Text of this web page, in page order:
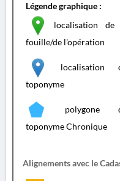
Légende graphique :
localisation de
fouille/de l'opération
localisation
toponyme
polygone
toponyme Chronique
Alignements avec le